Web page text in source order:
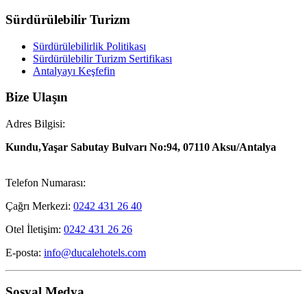
Sürdürülebilir Turizm
Sürdürülebilirlik Politikası
Sürdürülebilir Turizm Sertifikası
Antalyayı Keşfefin
Bize Ulaşın
Adres Bilgisi:
Kundu,Yaşar Sabutay Bulvarı No:94, 07110 Aksu/Antalya
Telefon Numarası:
Çağrı Merkezi: 0242 431 26 40
Otel İletişim: 0242 431 26 26
E-posta: info@ducalehotels.com